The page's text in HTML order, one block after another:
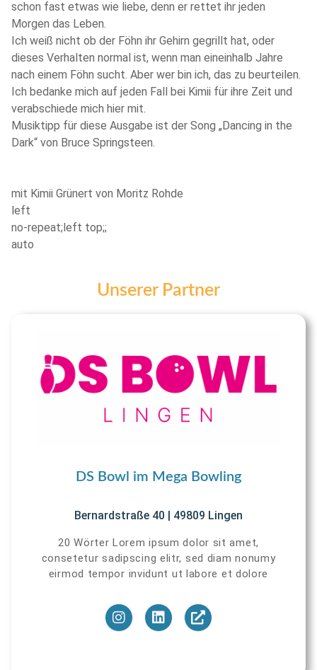
schon fast etwas wie liebe, denn er rettet ihr jeden
Morgen das Leben.
Ich weiß nicht ob der Föhn ihr Gehirn gegrillt hat, oder
dieses Verhalten normal ist, wenn man eineinhalb Jahre
nach einem Föhn sucht. Aber wer bin ich, das zu beurteilen.
Ich bedanke mich auf jeden Fall bei Kimii für ihre Zeit und
verabschiede mich hier mit.
Musiktipp für diese Ausgabe ist der Song „Dancing in the
Dark“ von Bruce Springsteen.
mit Kimii Grünert von Moritz Rohde
left
no-repeat;left top;;
auto
Unserer Partner
DS Bowl im Mega Bowling
Bernardstraße 40 | 49809 Lingen
20 Wörter Lorem ipsum dolor sit amet,
consetetur sadipscing elitr, sed diam nonumy
eirmod tempor invidunt ut labore et dolore